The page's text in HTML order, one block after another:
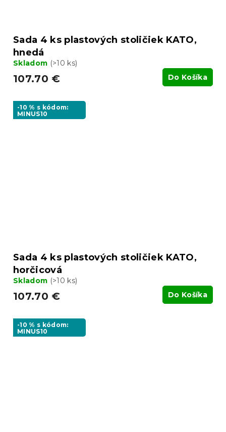
Sada 4 ks plastových stoličiek KATO,
hnedá
Skladom (>10 ks)
107.70 € Do Košíka
-10 % s kódom:
MINUS10
Sada 4 ks plastových stoličiek KATO,
horčicová
Skladom (>10 ks)
107.70 € Do Košíka
-10 % s kódom:
MINUS10